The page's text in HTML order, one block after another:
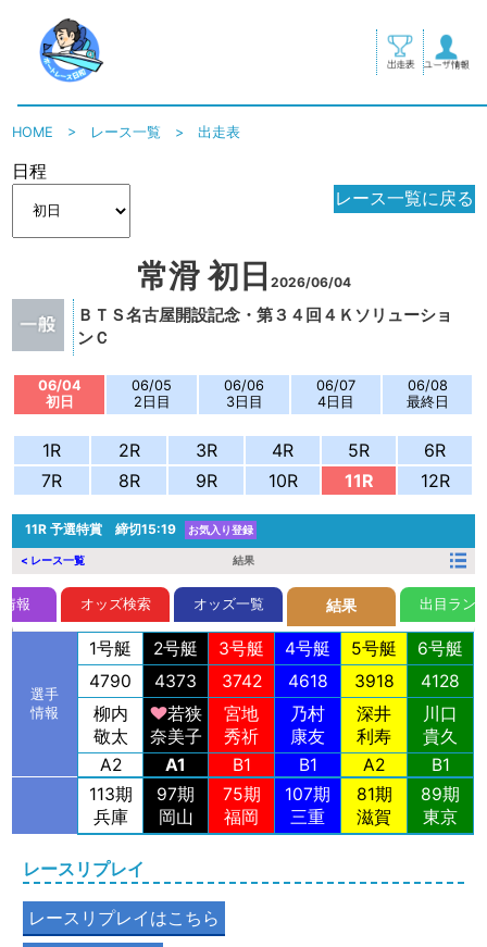
HOME > レース一覧 >出走表
日程
レース一覧に戻る
常滑 初日 2026/06/04
ＢＴＳ名古屋開設記念・第３４回４Ｋソリューショ
ンＣ
06/04
初日
06/05
2日目
06/06
3日目
06/07
4日目
06/08
最終日
1R 2R 3R 4R 5R
6R
7R
8R 9R 10R 11R 12R
11R予選特賞 締切15:19 お気入り登録
< レース一覧 結果
報 オッズ検索 オッズ一覧 結果 出目ラン
選手
情報
1号艇 2号艇 3号艇 4号艇 5号艇
6号艇
4790
4373 3742 4618 3918
4128
柳内
敬太
若狭
奈美子
宮地
秀祈
乃村
康友
深井
利寿
川口
貴久
A2
A1 B1 B1 A2
B1
113期
兵庫
97期
岡山
75期
福岡
107期
三重
81期
滋賀
89期
東京
レースリプレイ
レースリプレイはこちら